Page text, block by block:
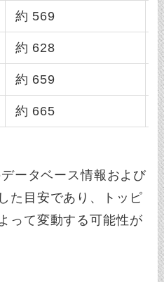
約 569
約 628
約 659
約 665
ータベース情報および
た目安であり、トッピ
って変動する可能性が